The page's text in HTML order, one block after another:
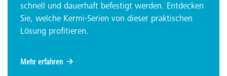
schnell und dauerhaft befestigt werden. Entdecken
Sie, welche Kermi-Serien von dieser praktischen
Lösung profitieren.
Mehr erfahren